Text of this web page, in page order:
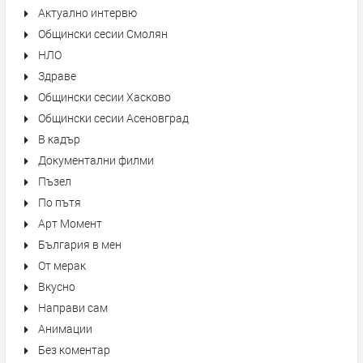
Актуално интервю
Общински сесии Смолян
НЛО
Здраве
Общински сесии Хасково
Общински сесии Асеновград
В кадър
Документални филми
Пъзел
По пътя
Арт Момент
България в мен
От мерак
Вкусно
Направи сам
Анимации
Без коментар